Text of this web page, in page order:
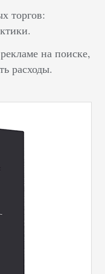
торгов:
на поиске,
расходы.